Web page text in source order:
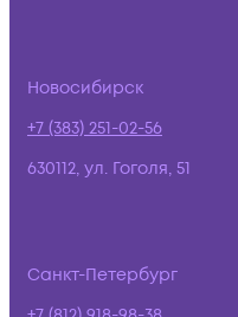
Новосибирск
+7 (383) 251-02-56
630112, ул. Гоголя, 51
Санкт-Петербург